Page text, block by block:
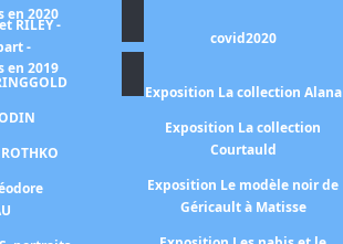
RILEY -
-
en 2020
covid2020
en 2019
Exposition La collection Alana
Exposition La collection
Courtauld
Exposition Le modèle noir de
Géricault à Matisse